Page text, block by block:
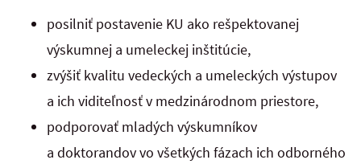
posilniť postavenie KU ako rešpektovanej
výskumnej a umeleckej inštitúcie,
zvýšiť kvalitu vedeckých a umeleckých výstupov
a ich viditeľnosť v medzinárodnom priestore,
podporovať mladých výskumníkov
a doktorandov vo všetkých fázach ich odborného